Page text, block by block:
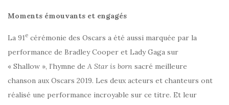
Moments émouvants et engagés
La 91e cérémonie des Oscars a été aussi marquée par la
performance de Bradley Cooper et Lady Gaga sur
« Shallow », l’hymne de A Star is born sacré meilleure
chanson aux Oscars 2019. Les deux acteurs et chanteurs ont
réalisé une performance incroyable sur ce titre. Et leur